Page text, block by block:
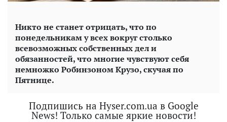
Никто не станет отрицать, что по
понедельникам у всех вокруг столько
всевозможных собственных дел и
обязанностей, что многие чувствуют себя
немножко Робинзоном Крузо, скучая по
Пятнице.
Подпишись на Hyser.com.ua в Google
News! Только самые яркие новости!